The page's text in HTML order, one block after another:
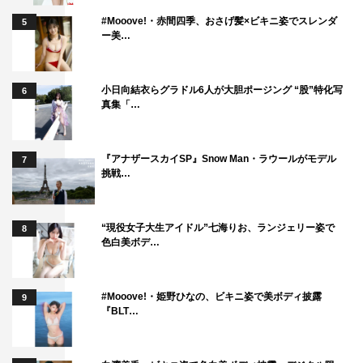
5
#Mooove!・赤間四季、おさげ髪×ビキニ姿でスレンダ
ー美…
6
小日向結衣らグラドル6人が大胆ポージング “股”特化写
真集「…
7
『アナザースカイSP』Snow Man・ラウールがモデル
挑戦…
8
“現役女子大生アイドル”七海りお、ランジェリー姿で
色白美ボデ…
9
#Mooove!・姫野ひなの、ビキニ姿で美ボディ披露
『BLT…